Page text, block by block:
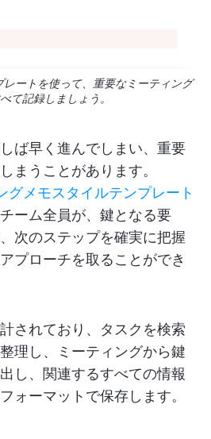
ートを使って、重要なミーティング
て記録しましょう。
ば早く進んでしまい、重要
まうことがあります。
グメモスタイルテンプレート
ーム全員が、鍵となる要
次のステップを確実に把握
プローチを取ることができ
されており、タスクを検索
理し、ミーティングから鍵
し、関連するすべての情報
ォーマットで保存します。